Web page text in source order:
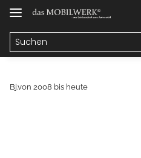
Bj.von 2008 bis heute